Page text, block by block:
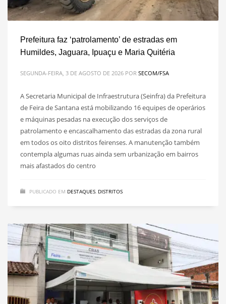
Prefeitura faz ‘patrolamento’ de estradas em
Humildes, Jaguara, Ipuaçu e Maria Quitéria
SEGUNDA-FEIRA, 3 DE AGOSTO DE 2026 POR SECOM/FSA
A Secretaria Municipal de Infraestrutura (Seinfra) da Prefeitura
de Feira de Santana está mobilizando 16 equipes de operários
e máquinas pesadas na execução dos serviços de
patrolamento e encascalhamento das estradas da zona rural
em todos os oito distritos feirenses. A manutenção também
contempla algumas ruas ainda sem urbanização em bairros
mais afastados do centro
PUBLICADO EM DESTAQUES, DISTRITOS